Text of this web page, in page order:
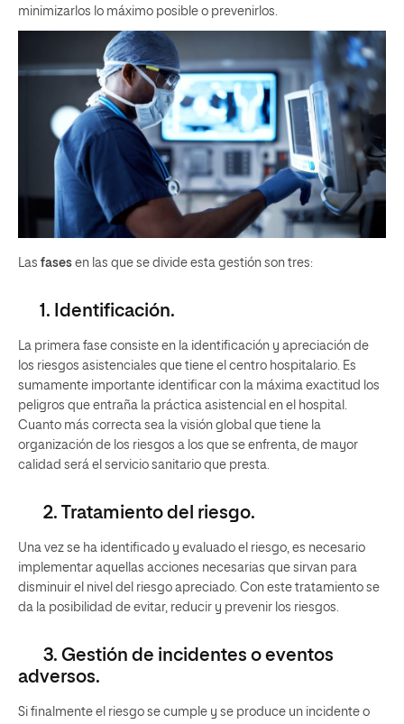
minimizarlos lo máximo posible o prevenirlos.
Las fases en las que se divide esta gestión son tres:
1. Identificación.
La primera fase consiste en la identificación y apreciación de
los riesgos asistenciales que tiene el centro hospitalario. Es
sumamente importante identificar con la máxima exactitud los
peligros que entraña la práctica asistencial en el hospital.
Cuanto más correcta sea la visión global que tiene la
organización de los riesgos a los que se enfrenta, de mayor
calidad será el servicio sanitario que presta.
2. Tratamiento del riesgo.
Una vez se ha identificado y evaluado el riesgo, es necesario
implementar aquellas acciones necesarias que sirvan para
disminuir el nivel del riesgo apreciado. Con este tratamiento se
da la posibilidad de evitar, reducir y prevenir los riesgos.
3. Gestión de incidentes o eventos
adversos.
Si finalmente el riesgo se cumple y se produce un incidente o